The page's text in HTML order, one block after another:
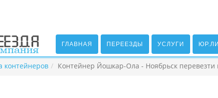
ГЛАВНАЯ ПЕРЕЕЗДЫ УСЛУГИ
контейнеров Контейнер Йошкар-Ола - Ноябрьск перевезти